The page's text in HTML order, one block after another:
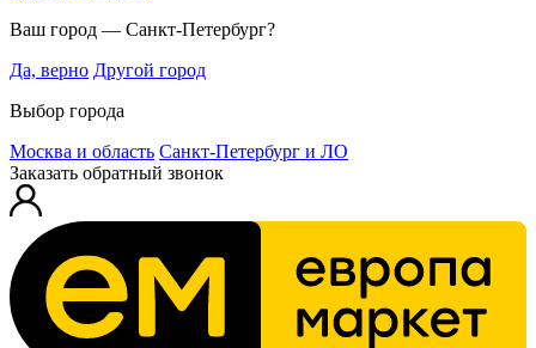
Ваш город — Санкт-Петербург?
Да, верно Другой город
Выбор города
Москва и область Санкт-Петербург и ЛО
Заказать обратный звонок